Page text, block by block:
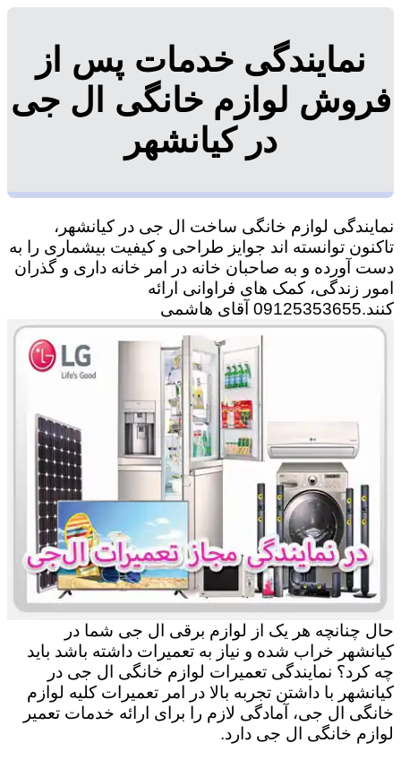
نمایندگی خدمات پس از
فروش لوازم خانگی ال جی
در کیانشهر
نمایندگی لوازم خانگی ساخت ال جی در کیانشهر،
تاکنون توانسته اند جوایز طراحی و کیفیت بیشماری را به
دست آورده و به صاحبان خانه در امر خانه داری و گذران
امور زندگی، کمک های فراوانی ارائه
کنند.09125353655 آقای هاشمی
حال چنانچه هر یک از لوازم برقی ال جی شما در
کیانشهر خراب شده و نیاز به تعمیرات داشته باشد باید
چه کرد؟ نمایندگی تعمیرات لوازم خانگی ال جی در
کیانشهر با داشتن تجربه بالا در امر تعمیرات کلیه لوازم
خانگی ال جی، آمادگی لازم را برای ارائه خدمات تعمیر
لوازم خانگی ال جی دارد.